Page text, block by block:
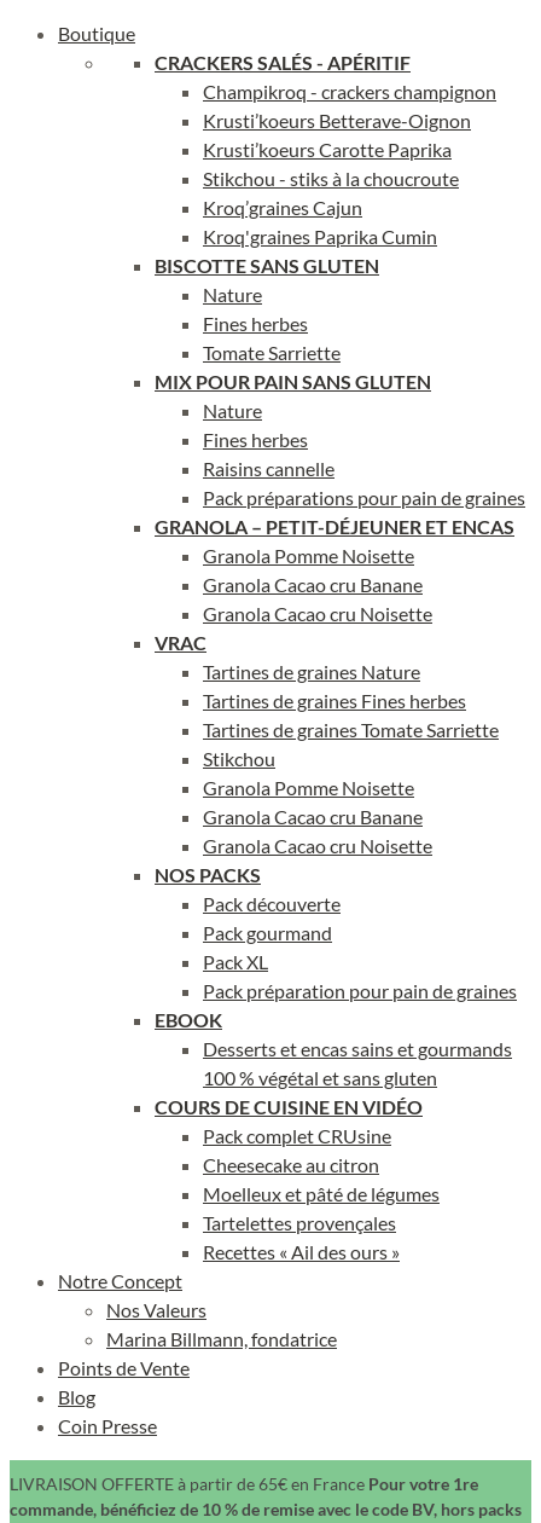
Boutique
CRACKERS SALÉS - APÉRITIF
Champikroq - crackers champignon
Krusti’koeurs Betterave-Oignon
Krusti’koeurs Carotte Paprika
Stikchou - stiks à la choucroute
Kroq’graines Cajun
Kroq'graines Paprika Cumin
BISCOTTE SANS GLUTEN
Nature
Fines herbes
Tomate Sarriette
MIX POUR PAIN SANS GLUTEN
Nature
Fines herbes
Raisins cannelle
Pack préparations pour pain de graines
GRANOLA – PETIT-DÉJEUNER ET ENCAS
Granola Pomme Noisette
Granola Cacao cru Banane
Granola Cacao cru Noisette
VRAC
Tartines de graines Nature
Tartines de graines Fines herbes
Tartines de graines Tomate Sarriette
Stikchou
Granola Pomme Noisette
Granola Cacao cru Banane
Granola Cacao cru Noisette
NOS PACKS
Pack découverte
Pack gourmand
Pack XL
Pack préparation pour pain de graines
EBOOK
Desserts et encas sains et gourmands
100 % végétal et sans gluten
COURS DE CUISINE EN VIDÉO
Pack complet CRUsine
Cheesecake au citron
Moelleux et pâté de légumes
Tartelettes provençales
Recettes « Ail des ours »
Notre Concept
Nos Valeurs
Marina Billmann, fondatrice
Points de Vente
Blog
Coin Presse
LIVRAISON OFFERTE à partir de 65€ en France Pour votre 1re
commande, bénéficiez de 10 % de remise avec le code BV, hors packs